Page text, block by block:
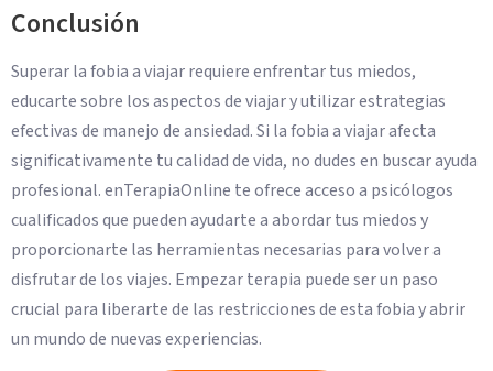
Conclusión
Superar la fobia a viajar requiere enfrentar tus miedos,
educarte sobre los aspectos de viajar y utilizar estrategias
efectivas de manejo de ansiedad. Si la fobia a viajar afecta
significativamente tu calidad de vida, no dudes en buscar ayuda
profesional. enTerapiaOnline te ofrece acceso a psicólogos
cualificados que pueden ayudarte a abordar tus miedos y
proporcionarte las herramientas necesarias para volver a
disfrutar de los viajes. Empezar terapia puede ser un paso
crucial para liberarte de las restricciones de esta fobia y abrir
un mundo de nuevas experiencias.